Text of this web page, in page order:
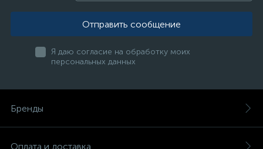
Отправить сообщение
Я даю согласие на обработку моих
персональных данных
Бренды
Оплата и доставка